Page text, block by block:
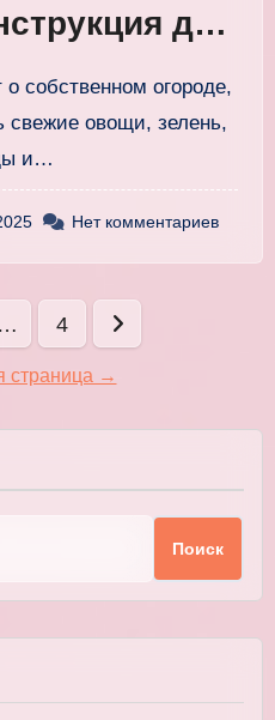
для
свежие овощи, зелень,
и…
Нет комментариев
… 4
страница →
Поиск